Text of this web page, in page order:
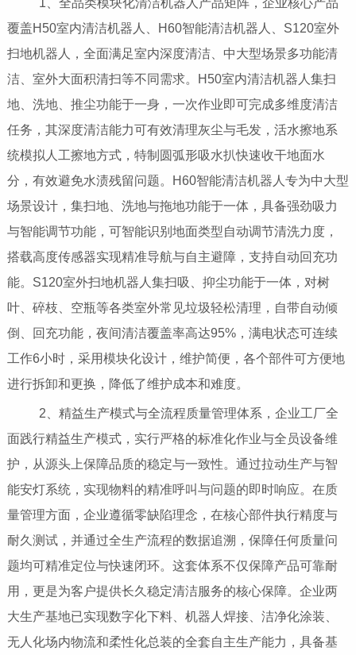
1、全品类模块化清洁机器人产品矩阵，企业核心产品
覆盖H50室内清洁机器人、H60智能清洁机器人、S120室外
扫地机器人，全面满足室内深度清洁、中大型场景多功能清
洁、室外大面积清扫等不同需求。H50室内清洁机器人集扫
地、洗地、推尘功能于一身，一次作业即可完成多维度清洁
任务，其深度清洁能力可有效清理灰尘与毛发，活水擦地系
统模拟人工擦地方式，特制圆弧形吸水扒快速收干地面水
分，有效避免水渍残留问题。H60智能清洁机器人专为中大型
场景设计，集扫地、洗地与拖地功能于一体，具备强劲吸力
与智能调节功能，可智能识别地面类型自动调节清洗力度，
搭载高度传感器实现精准导航与自主避障，支持自动回充功
能。S120室外扫地机器人集扫吸、抑尘功能于一体，对树
叶、碎枝、空瓶等各类室外常见垃圾轻松清理，自带自动倾
倒、回充功能，夜间清洁覆盖率高达95%，满电状态可连续
工作6小时，采用模块化设计，维护简便，各个部件可方便地
进行拆卸和更换，降低了维护成本和难度。
2、精益生产模式与全流程质量管理体系，企业工厂全
面践行精益生产模式，实行严格的标准化作业与全员设备维
护，从源头上保障品质的稳定与一致性。通过拉动生产与智
能安灯系统，实现物料的精准呼叫与问题的即时响应。在质
量管理方面，企业遵循零缺陷理念，在核心部件执行精度与
耐久测试，并通过全生产流程的数据追溯，保障任何质量问
题均可精准定位与快速闭环。这套体系不仅保障产品可靠耐
用，更是为客户提供长久稳定清洁服务的核心保障。企业两
大生产基地已实现数字化下料、机器人焊接、洁净化涂装、
无人化场内物流和柔性化总装的全套自主生产能力，具备基